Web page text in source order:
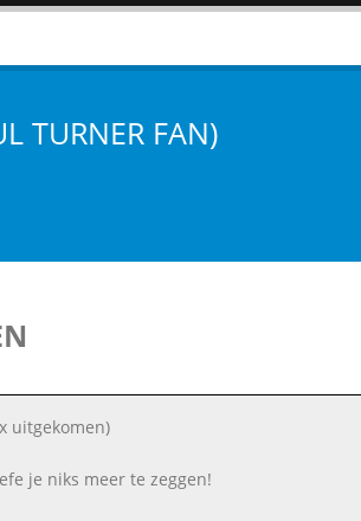
TURNER FAN)
uitgekomen)
je niks meer te zeggen!